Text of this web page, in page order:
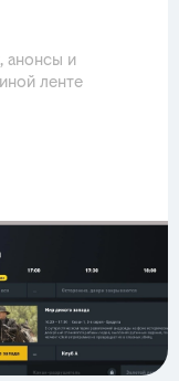
анонсы и
ленте